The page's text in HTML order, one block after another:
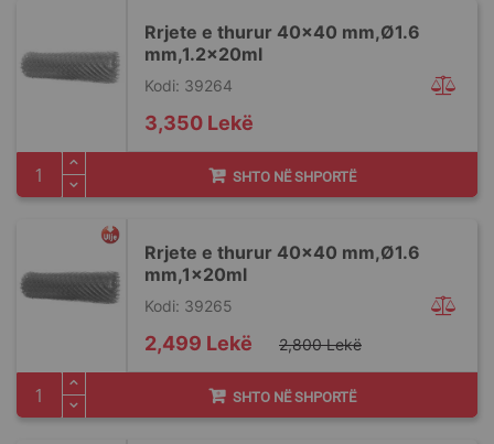
Rrjete e thurur 40x40 mm,Ø1.6
mm,1.2x20ml
Kodi: 39264
3,350 Lekë
SHTO NË SHPORTË
Rrjete e thurur 40x40 mm,Ø1.6
mm,1x20ml
Kodi: 39265
Special
Price
2,499 Lekë 2,800 Lekë
SHTO NË SHPORTË